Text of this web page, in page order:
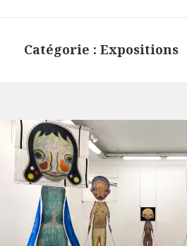
Catégorie : Expositions